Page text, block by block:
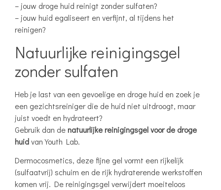
– jouw droge huid reinigt zonder sulfaten?
– jouw huid egaliseert en verfijnt, al tijdens het
reinigen?
Natuurlijke reinigingsgel
zonder sulfaten
Heb je last van een gevoelige en droge huid en zoek je
een gezichtsreiniger die de huid niet uitdroogt, maar
juist voedt en hydrateert?
Gebruik dan denatuurlijke reinigingsgel voor de droge
huidvan Youth Lab.
Dermocosmetics, deze fijne gel vormt een rijkelijk
(sulfaatvrij) schuim en de rijk hydraterende werkstoffen
komen vrij. De reinigingsgel verwijdert moeiteloos